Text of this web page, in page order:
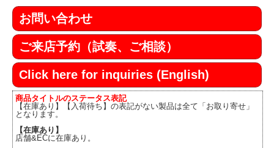
お問い合わせ
ご来店予約（試奏、ご相談）
Click here for inquiries (English)
商品タイトルのステータス表記
【在庫あり】【入荷待ち】の表記がない製品は全て「お取り寄せ」
となります。
【在庫あり】
店舗&ECに在庫あり。